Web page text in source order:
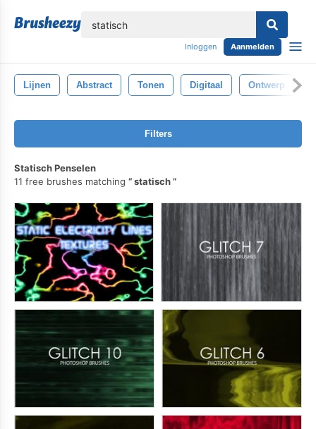
Inloggen Aanmelden
Lijnen Abstract Tonen Digitaal Ontwerp
Filters
Statisch Penselen
11 free brushes matching
statisch